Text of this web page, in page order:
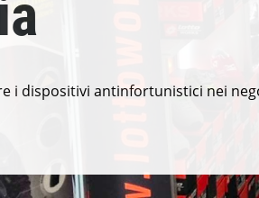
i dispositivi antinfortunistici nei